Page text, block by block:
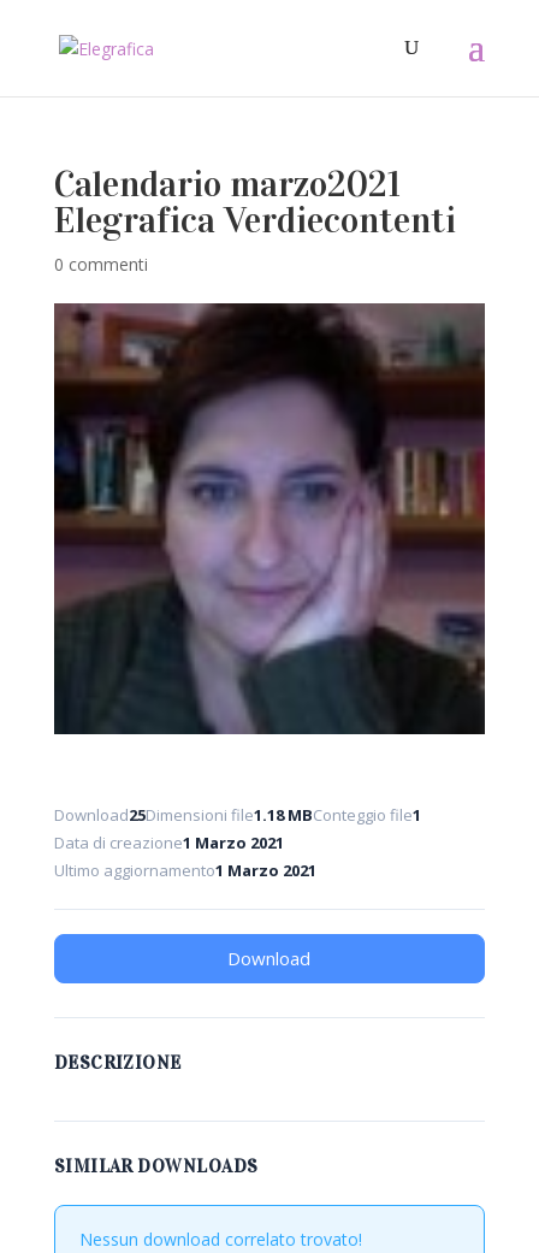
Calendario marzo2021
Elegrafica Verdiecontenti
0 commenti
Download25Dimensioni file1.18 MBConteggio file1
Data di creazione1 Marzo 2021
Ultimo aggiornamento1 Marzo 2021
Download
DESCRIZIONE
SIMILAR DOWNLOADS
Nessun download correlato trovato!